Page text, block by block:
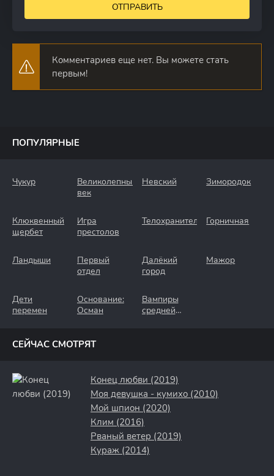
ОТПРАВИТЬ
Комментариев еще нет. Вы можете стать
первым!
ПОПУЛЯРНЫЕ
Чукур
Великолепный
век
Невский Зимородок
Клюквенный
щербет
Игра
престолов
Телохранители Горничная
Ландыши
Первый
отдел
Далёкий
город
Мажор
Дети
перемен
Основание:
Осман
Вампиры
средней
СЕЙЧАС СМОТРЯТ
Конец любви (2019)
Моя девушка - кумихо (2010)
Мой шпион (2020)
Клим (2016)
Рваный ветер (2019)
Кураж (2014)